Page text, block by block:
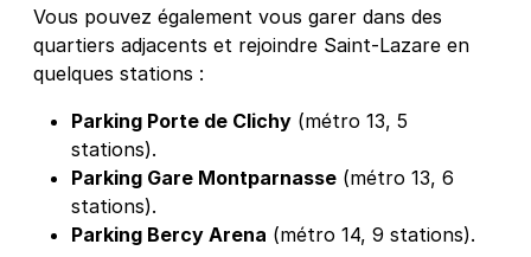
Vous pouvez également vous garer dans des
quartiers adjacents et rejoindre Saint-Lazare en
quelques stations :
Parking Porte de Clichy (métro 13, 5
stations).
Parking Gare Montparnasse (métro 13, 6
stations).
Parking Bercy Arena (métro 14, 9 stations).